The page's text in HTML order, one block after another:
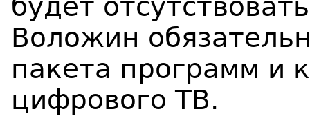
будет
Воложин
пакета программ и
цифрового ТВ.